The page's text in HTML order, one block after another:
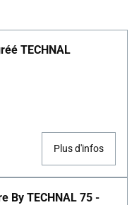
TECHNAL
Plus d'infos
By TECHNAL 75 -